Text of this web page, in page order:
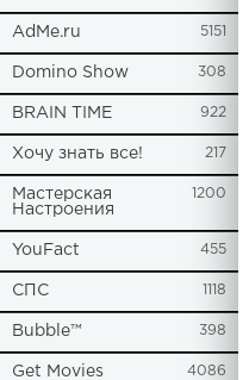
AdMe.ru 5151
Domino Show 308
BRAIN TIME 922
Хочу знать все! 217
Мастерская
Настроения
1200
YouFact 455
СПС 1118
Bubble™ 398
Get Movies 4086